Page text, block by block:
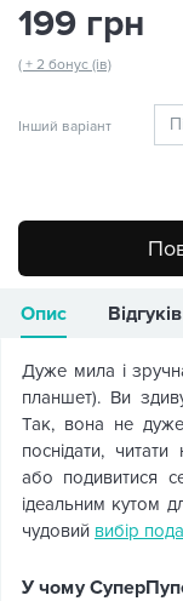
199 грн
( + 2 бонус (ів)
Інший варіант
Опис
Дуже мила і
планшет). Ви
Так, вона не
поснідати,
або подивитися
ідеальним кутом
чудовий вибір
У чому